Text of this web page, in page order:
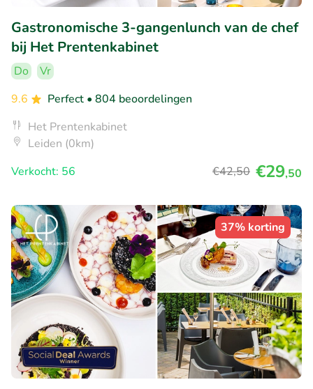
Gastronomische 3-gangenlunch van de chef
bij Het Prentenkabinet
Do
Vr
9.6
Perfect • 804 beoordelingen
Het Prentenkabinet
Leiden (0km)
Verkocht: 56
€42,50 €29,50
37% korting